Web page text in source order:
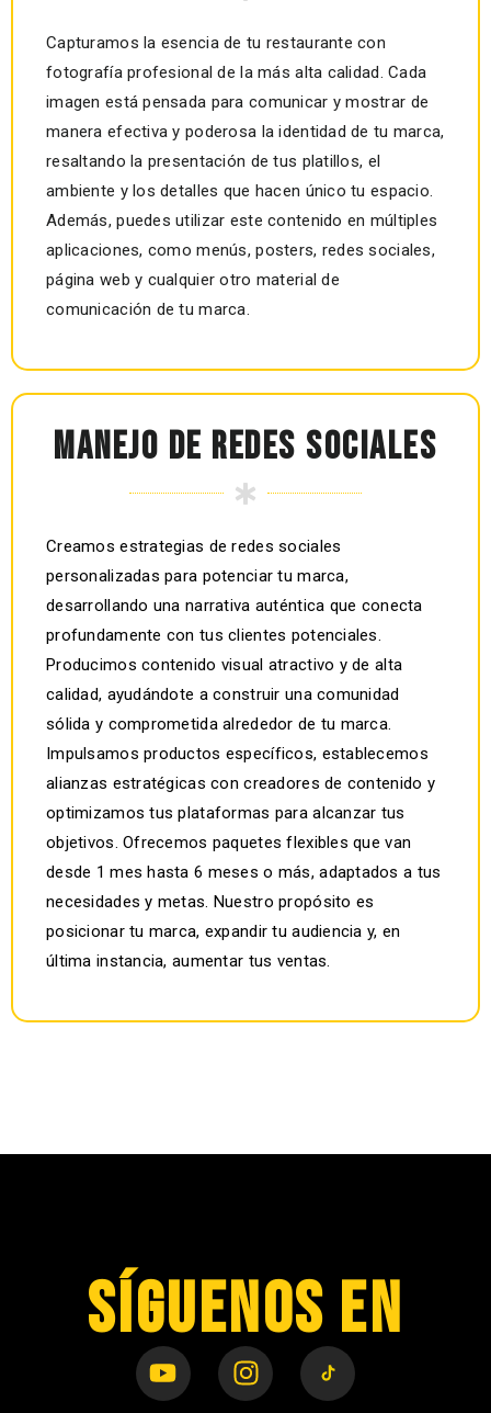
Capturamos la esencia de tu restaurante con
fotografía profesional de la más alta calidad. Cada
imagen está pensada para comunicar y mostrar de
manera efectiva y poderosa la identidad de tu marca,
resaltando la presentación de tus platillos, el
ambiente y los detalles que hacen único tu espacio.
Además, puedes utilizar este contenido en múltiples
aplicaciones, como menús, posters, redes sociales,
página web y cualquier otro material de
comunicación de tu marca.
MANEJO DE REDES SOCIALES
Creamos estrategias de redes sociales
personalizadas para potenciar tu marca,
desarrollando una narrativa auténtica que conecta
profundamente con tus clientes potenciales.
Producimos contenido visual atractivo y de alta
calidad, ayudándote a construir una comunidad
sólida y comprometida alrededor de tu marca.
Impulsamos productos específicos, establecemos
alianzas estratégicas con creadores de contenido y
optimizamos tus plataformas para alcanzar tus
objetivos. Ofrecemos paquetes flexibles que van
desde 1 mes hasta 6 meses o más, adaptados a tus
necesidades y metas. Nuestro propósito es
posicionar tu marca, expandir tu audiencia y, en
última instancia, aumentar tus ventas.
SÍGUENOS EN